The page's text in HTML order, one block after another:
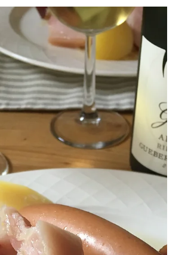
à apprécier puisque jusqu’à mes 19 ans,
si je pouvais éviter d’en manger, je le
faisais volontiers. C’est une des raisons
qui m’ont fait quitter l’Alsace, ne voulant
pas en cuisiner toute ma vie. Rare, sont
les restaurants qui ne l’ont pas à la carte
et souvent toute l’année, été comme
hiver et surtout dans les lieux
touristiques. Il faut dire que la
choucroute est un